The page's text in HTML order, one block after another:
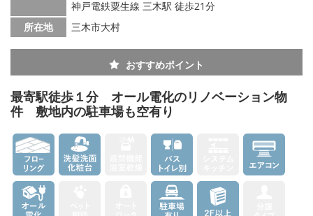
神戸電鉄粟生線 三木駅 徒歩21分
所在地
三木市大村
おすすめポイント
最寄駅徒歩１分 オール電化のリノベーション物
件 敷地内の駐車場も空有り